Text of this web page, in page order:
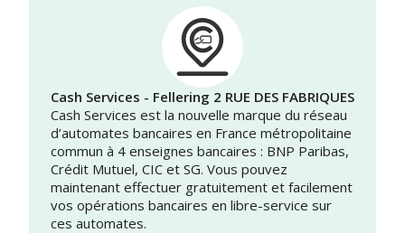
Cash Services - Fellering 2 RUE DES FABRIQUES
Cash Services est la nouvelle marque du réseau
d’automates bancaires en France métropolitaine
commun à 4 enseignes bancaires : BNP Paribas,
Crédit Mutuel, CIC et SG. Vous pouvez
maintenant effectuer gratuitement et facilement
vos opérations bancaires en libre-service sur
ces automates.